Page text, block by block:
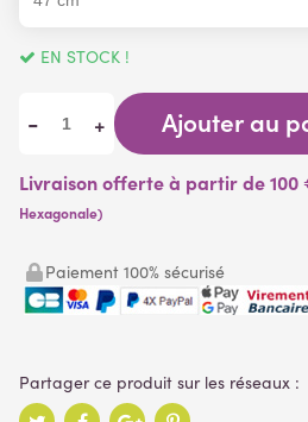
EN STOCK !
- + Ajouter au
Livraison offerte à partir de 100
Hexagonale)
Paiement 100% sécurisé